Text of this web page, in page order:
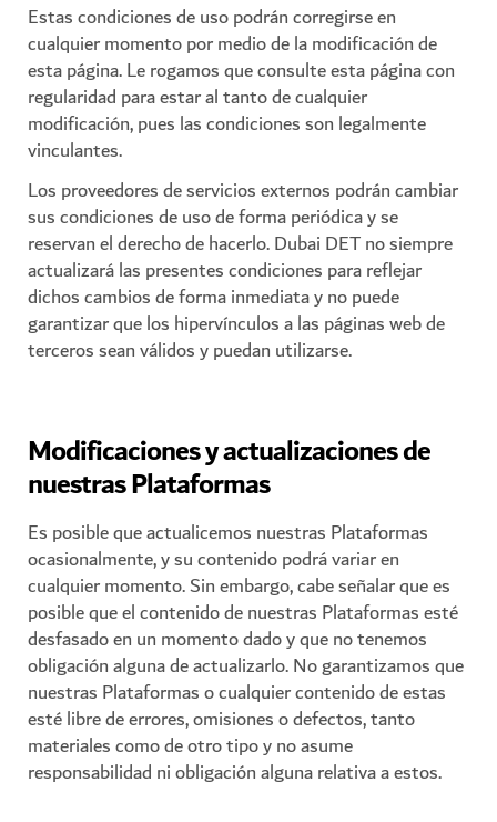
Estas condiciones de uso podrán corregirse en
cualquier momento por medio de la modificación de
esta página. Le rogamos que consulte esta página con
regularidad para estar al tanto de cualquier
modificación, pues las condiciones son legalmente
vinculantes.
Los proveedores de servicios externos podrán cambiar
sus condiciones de uso de forma periódica y se
reservan el derecho de hacerlo. Dubai DET no siempre
actualizará las presentes condiciones para reflejar
dichos cambios de forma inmediata y no puede
garantizar que los hipervínculos a las páginas web de
terceros sean válidos y puedan utilizarse.
Modificaciones y actualizaciones de
nuestras Plataformas
Es posible que actualicemos nuestras Plataformas
ocasionalmente, y su contenido podrá variar en
cualquier momento. Sin embargo, cabe señalar que es
posible que el contenido de nuestras Plataformas esté
desfasado en un momento dado y que no tenemos
obligación alguna de actualizarlo. No garantizamos que
nuestras Plataformas o cualquier contenido de estas
esté libre de errores, omisiones o defectos, tanto
materiales como de otro tipo y no asume
responsabilidad ni obligación alguna relativa a estos.